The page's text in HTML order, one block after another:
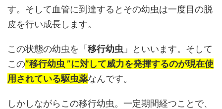
す。そして血管に到達するとその幼虫は一度目の脱
皮を行い成長します。
この状態の幼虫を「移行幼虫 」といいます。そして
この”移行幼虫 ”に対して威力を発揮するのが現在使
用されている駆虫薬なんです。
しかしながらこの移行幼虫。一定期間経つことで、